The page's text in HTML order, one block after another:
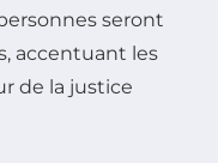
seront
accentuant les
de la justice